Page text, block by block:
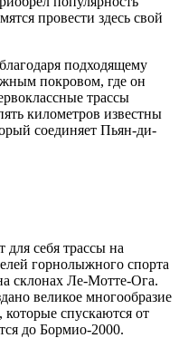
провести здесь свой
подходящему
покровом, где он
трассы
километров известны
соединяет Пьян-ди-
себя трассы на
горнолыжного спорта
склонах Ле-Мотте-Ога.
великое многообразие
которые спускаются от
до Бормио-2000.